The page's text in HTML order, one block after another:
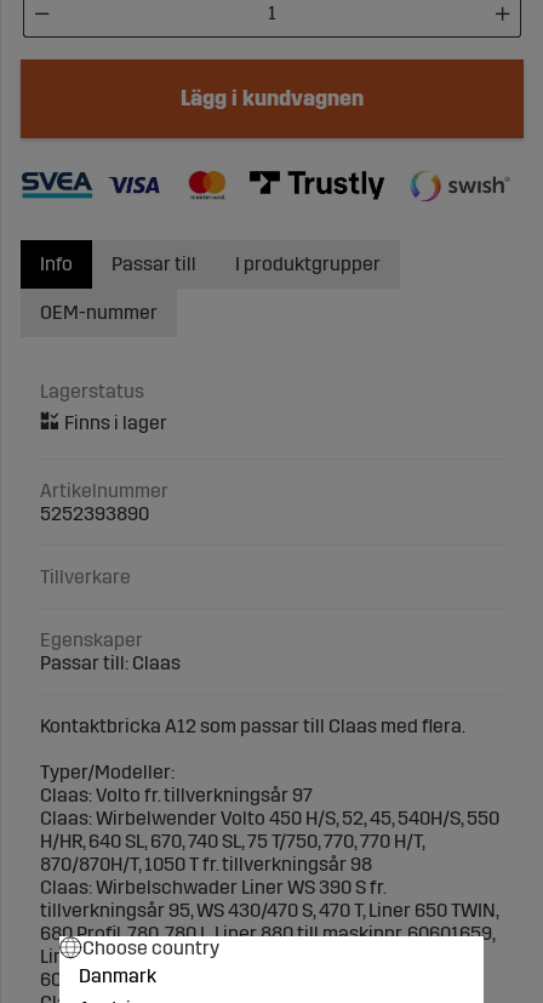
Lägg i kundvagnen
Info
Lagerstatus
Artikelnummer
5252393890
Tillverkare
Egenskaper
Passar till: Claas
Kontaktbricka A12 som passar till Claas med flera.
Typer/Modeller:
Claas: Volto fr. tillverkningsår 97
Claas: Wirbelwender Volto 450 H/S, 52, 45, 540H/S, 550
H/HR, 640 SL, 670, 740 SL, 75 T/750, 770, 770 H/T,
870/870H/T, 1050 T fr. tillverkningsår 98
Claas: Wirbelschwader Liner WS 390 S fr.
tillverkningsår 95, WS 430/470 S, 470 T, Liner 650 TWIN,
680 Profil, 780, 780 L, Liner 880 till maskinnr. 60601659,
Liner 1550, 1550 TWIN, Liner 3000 till maskinnr.
60501017
Passar till I produktgrupper
OEM-nummer
Choose country
Danmark